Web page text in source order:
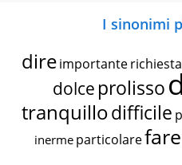
I sinonimi
dire importante richiesta
dolce prolisso
tranquillodifficile
inerme particolarefare